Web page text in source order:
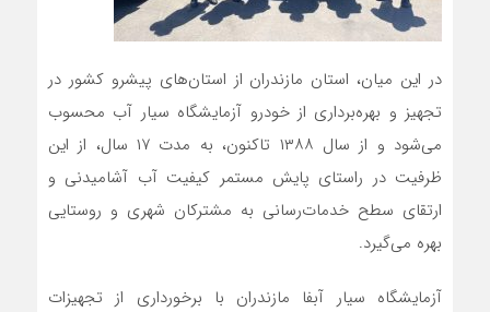
در این میان، استان مازندران از استان‌های پیشرو کشور در
تجهیز و بهره‌برداری از خودرو آزمایشگاه سیار آب محسوب
می‌شود و از سال ۱۳۸۸ تاکنون، به مدت ۱۷ سال، از این
ظرفیت در راستای پایش مستمر کیفیت آب آشامیدنی و
ارتقای سطح خدمات‌رسانی به مشترکان شهری و روستایی
بهره می‌گیرد.
آزمایشگاه سیار آبفا مازندران با برخورداری از تجهیزات